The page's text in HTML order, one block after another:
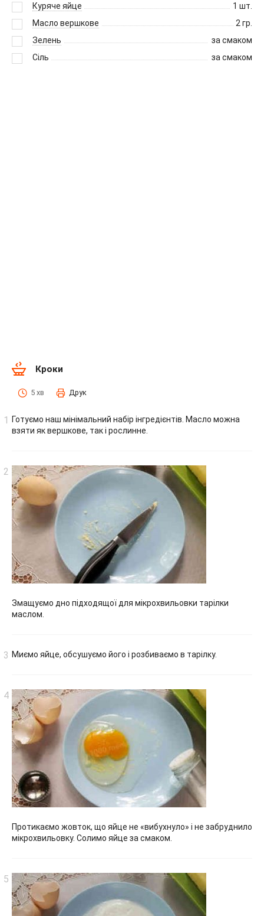
Куряче яйце 1 шт.
Масло вершкове
2 гр.
Зелень
за смаком
Сіль
за смаком
Кроки
5 хв Друк
Готуємо наш мінімальний набір інгредієнтів. Масло можна
взяти як вершкове, так і рослинне.
Змащуємо дно підходящої для мікрохвильовки тарілки
маслом.
Миємо яйце, обсушуємо його і розбиваємо в тарілку.
Протикаємо жовток, що яйце не «вибухнуло» і не забруднило
мікрохвильовку. Солимо яйце за смаком.